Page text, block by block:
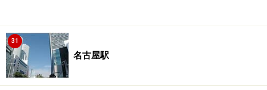
31
名古屋駅